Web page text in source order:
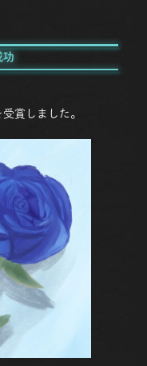
功
賞しました。